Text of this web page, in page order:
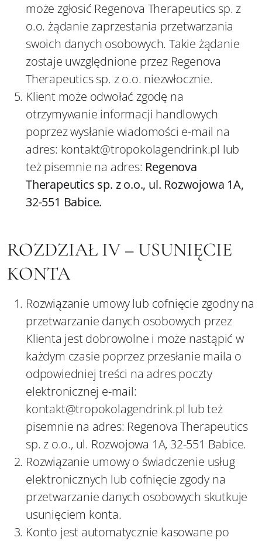
może zgłosić Regenova Therapeutics sp. z
o.o. żądanie zaprzestania przetwarzania
swoich danych osobowych. Takie żądanie
zostaje uwzględnione przez Regenova
Therapeutics sp. z o.o. niezwłocznie.
Klient może odwołać zgodę na
otrzymywanie informacji handlowych
poprzez wysłanie wiadomości e-mail na
adres: kontakt@tropokolagendrink.pl lub
też pisemnie na adres: Regenova
Therapeutics sp. z o.o., ul. Rozwojowa 1A,
32-551 Babice.
ROZDZIAŁ IV – USUNIĘCIE
KONTA
Rozwiązanie umowy lub cofnięcie zgodny na
przetwarzanie danych osobowych przez
Klienta jest dobrowolne i może nastąpić w
każdym czasie poprzez przesłanie maila o
odpowiedniej treści na adres poczty
elektronicznej e-mail:
kontakt@tropokolagendrink.pl lub też
pisemnie na adres: Regenova Therapeutics
sp. z o.o., ul. Rozwojowa 1A, 32-551 Babice.
Rozwiązanie umowy o świadczenie usług
elektronicznych lub cofnięcie zgody na
przetwarzanie danych osobowych skutkuje
usunięciem konta.
Konto jest automatycznie kasowane po